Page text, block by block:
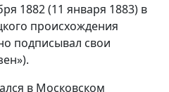
1882 (11 января 1883) в
происхождения
подписывал свои
в Московском